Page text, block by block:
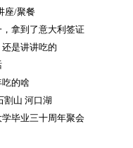
座/聚餐
，拿到了意大利签证
是讲讲吃的
的啥
割山 河口湖
毕业三十周年聚会